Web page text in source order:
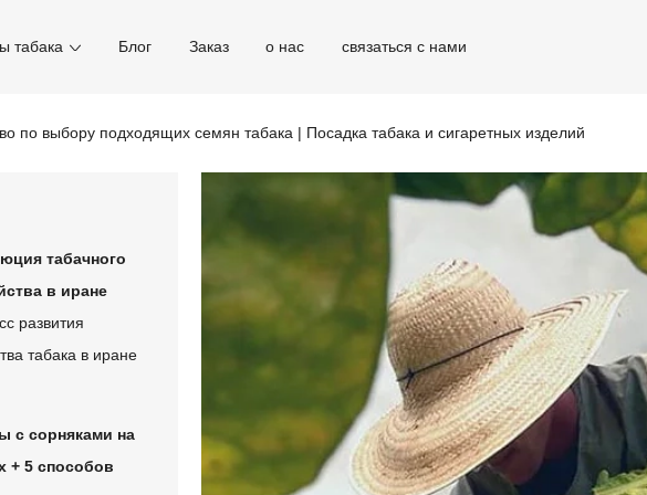
табака Блог Заказ о нас связаться с нами
по выбору подходящих семян табака | Посадка табака и сигаретных изделий
табачного
в иране
развития
табака в иране
с сорняками на
+ 5 способов